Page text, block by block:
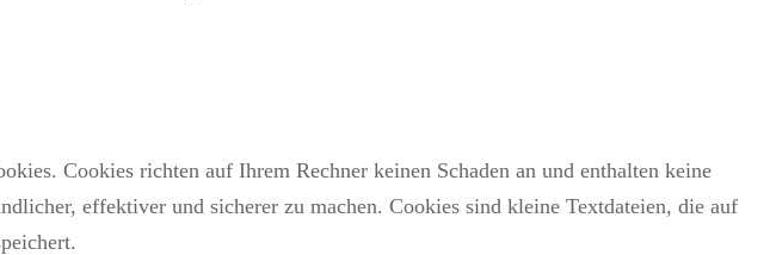
Cookies richten auf Ihrem Rechner keinen Schaden an und enthalten keine
effektiver und sicherer zu machen. Cookies sind kleine Textdateien, die auf